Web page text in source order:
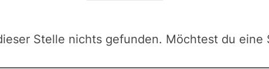
Stelle nichts gefunden. Möchtest du eine